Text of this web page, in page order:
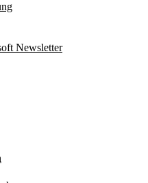
Newsletter